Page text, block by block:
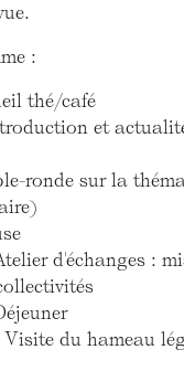
:
thé/café
et
ronde sur la
d'échanges :
du hameau